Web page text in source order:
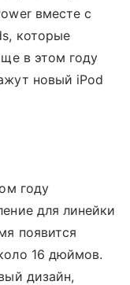
вместе с
которые
в этом году
новый iPod
году
для линейки
появится
16 дюймов.
дизайн,